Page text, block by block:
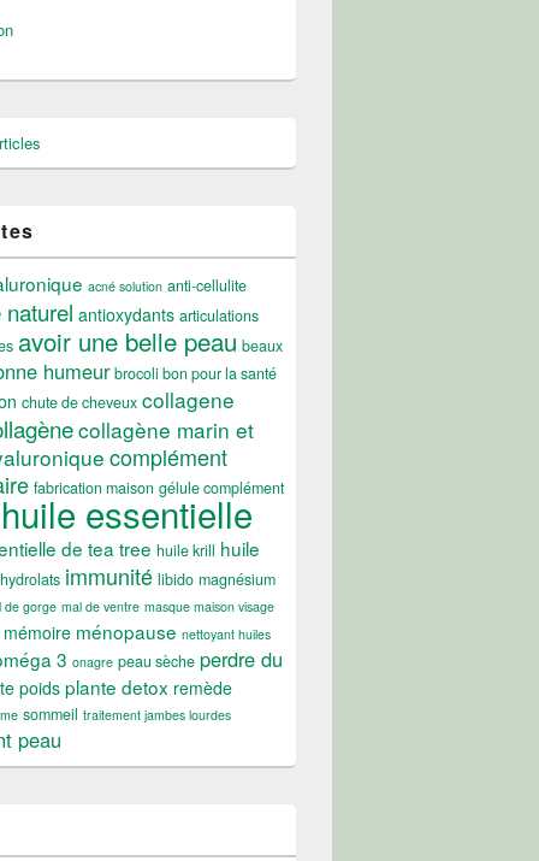
acné solution anti-cellulite
antioxydants articulations
avoir une belle peau beaux
humeur brocoli bon pour la santé
chute de cheveux collagene
collagène marin et
complément
fabrication maison gélule complément
huile essentielle
de tea tree huile krill huile
hydrolats immunité libido magnésium
de gorge mal de ventre masque maison visage
mémoire ménopause nettoyant huiles
3 onagre peau sèche perdre du
poidsplante detox remède
sommeil traitement jambes lourdes
peau